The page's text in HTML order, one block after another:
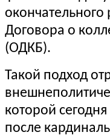
Договора о
(ОДКБ).
Такой подход
которой
после